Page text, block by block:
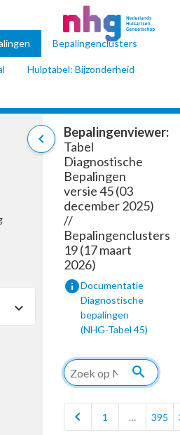
Bepalingenclusters
Hulptabel: Bijzonderheid
chevron_left
Bepalingenviewer:
Tabel
Diagnostische
Bepalingen
versie 45 (03
december 2025)
//
Bepalingenclusters
19 (17 maart
2026)
infoDocumentatie
Diagnostische
bepalingen
(NHG-Tabel 45)
search
chevron_left 1 … 395